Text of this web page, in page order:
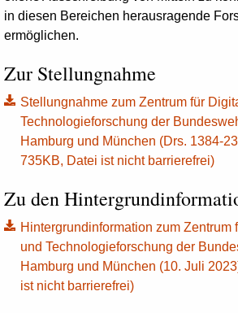
in diesen Bereichen herausragende
ermöglichen.
Zur Stellungnahme
Stellungnahme zum Zentrum für
Technologieforschung der
Hamburg und München (Drs. 1384-
735KB, Datei ist nicht barrierefrei)
Zu den
Hintergrundinformation zum Zentrum
und Technologieforschung der
Hamburg und München (10. Juli
ist nicht barrierefrei)